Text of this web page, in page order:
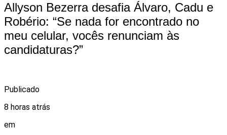
Allyson Bezerra desafia Álvaro, Cadu e
Robério: “Se nada for encontrado no
meu celular, vocês renunciam às
candidaturas?”
Publicado
8 horas atrás
em